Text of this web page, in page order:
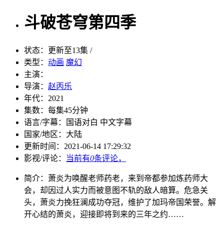
斗破苍穹第四季
状态：
更新至13集 /
类型： 动画 魔幻
主演：
导演： 赵丙乐
年代： 2021
集数： 每集45分钟
语言/字幕：
国语对白 中文字幕
国家/地区： 大陆
更新时间： 2021-06-14 17:29:32
影视/评论：
当前有0条评论，
简介： 萧炎为唤醒老师药老，来到帝都参加炼药师大
会，却因过人实力而被意图不轨的敌人暗算。危急关
头，萧炎力挽狂澜成功夺冠，维护了加玛帝国荣誉。解
开心结的萧炎，迎接即将到来的三年之约……